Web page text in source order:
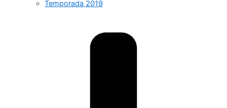
Temporada 2019